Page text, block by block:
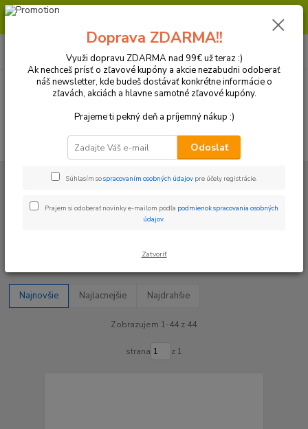
Milí zákazníci, pri objednávke nad 99€ získate poštovné ZDARMA.
(Po-Pia, 8:30-16:30 hod.)
Plasty a Kryty KTM Kryty chladičov a mriežky
Kryty
Kryty chladičov
Upresniť parametre
Najnovšie Najlacnejšie Najdrahšie
Zobrazujem 1-44 z 44
strana z 1
Doprava ZDARMA!!
Využi dopravu ZDARMA nad 99€ už teraz :)
Ak nechceš prísť o zľavové kupóny a akcie nezabudni odoberať
náš newsletter, kde budeš dostávať konkrétne informácie o
zľavách, akciách a hlavne samotné zľavové kupóny.
Prajeme ti pekný deň a príjemný nákup :)
Odoslať
Súhlasím sospracovaním osobných údajov pre účely registrácie.
Prajem si odoberať novinky e-mailom podľa podmienok spracovania osobných
údajov.
Zatvoriť